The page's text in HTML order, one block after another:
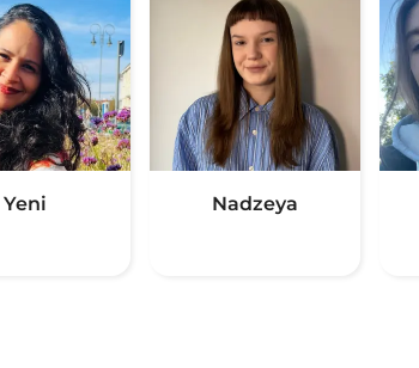
Yeni Nadzeya